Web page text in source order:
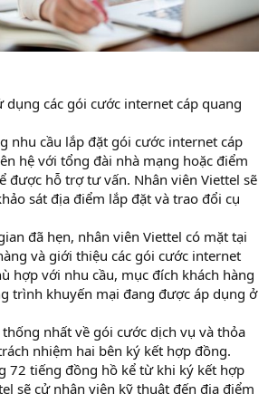
các gói cước internet cáp quang
nhu cầu lắp đặt gói cước internet cáp
hệ với tổng đài nhà mạng hoặc điểm
được hỗ trợ tư vấn. Nhân viên Viettel sẽ
sát địa điểm lắp đặt và trao đổi cụ
đã hẹn, nhân viên Viettel có mặt tại
và giới thiệu các gói cước internet
hợp với nhu cầu, mục đích khách hàng
trình khuyến mại đang được áp dụng ở
nhất về gói cước dịch vụ và thỏa
nhiệm hai bên ký kết hợp đồng.
72 tiếng đồng hồ kể từ khi ký kết hợp
sẽ cử nhân viên kỹ thuật đến địa điểm